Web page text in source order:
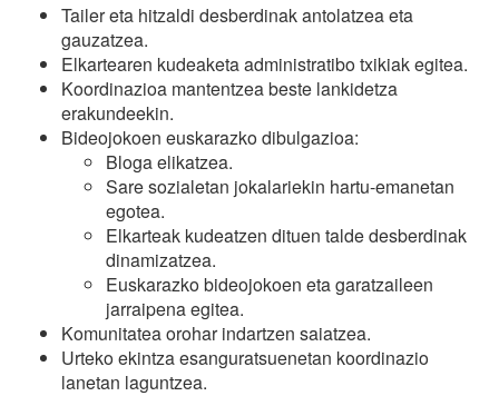
Tailer eta hitzaldi desberdinak antolatzea eta
gauzatzea.
Elkartearen kudeaketa administratibo txikiak egitea.
Koordinazioa mantentzea beste lankidetza
erakundeekin.
Bideojokoen euskarazko dibulgazioa:
Bloga elikatzea.
Sare sozialetan jokalariekin hartu-emanetan
egotea.
Elkarteak kudeatzen dituen talde desberdinak
dinamizatzea.
Euskarazko bideojokoen eta garatzaileen
jarraipena egitea.
Komunitatea orohar indartzen saiatzea.
Urteko ekintza esanguratsuenetan koordinazio
lanetan laguntzea.